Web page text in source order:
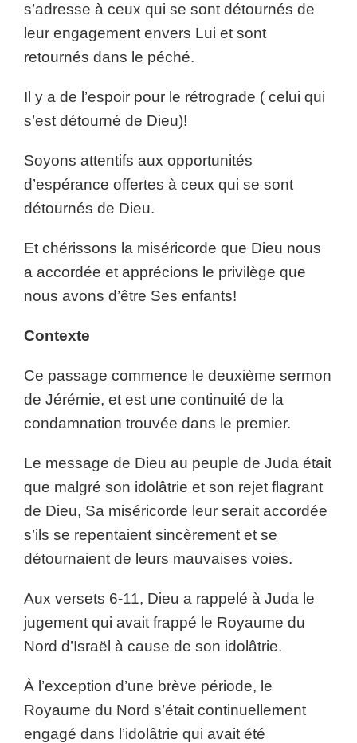
s’adresse à ceux qui se sont détournés de
leur engagement envers Lui et sont
retournés dans le péché.
Il y a de l’espoir pour le rétrograde ( celui qui
s’est détourné de Dieu)!
Soyons attentifs aux opportunités
d’espérance offertes à ceux qui se sont
détournés de Dieu.
Et chérissons la miséricorde que Dieu nous
a accordée et apprécions le privilège que
nous avons d’être Ses enfants!
Contexte
Ce passage commence le deuxième sermon
de Jérémie, et est une continuité de la
condamnation trouvée dans le premier.
Le message de Dieu au peuple de Juda était
que malgré son idolâtrie et son rejet flagrant
de Dieu, Sa miséricorde leur serait accordée
s’ils se repentaient sincèrement et se
détournaient de leurs mauvaises voies.
Aux versets 6-11, Dieu a rappelé à Juda le
jugement qui avait frappé le Royaume du
Nord d’Israël à cause de son idolâtrie.
À l’exception d’une brève période, le
Royaume du Nord s’était continuellement
engagé dans l’idolâtrie qui avait été